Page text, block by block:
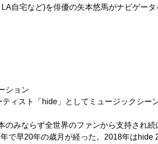
自宅など)を俳優の矢本悠馬がナビゲータ
ション
ィスト「hide」としてミュージックシー
みならず全世界のファンから支持され続
で早20年の歳月が経った。2018年はhide